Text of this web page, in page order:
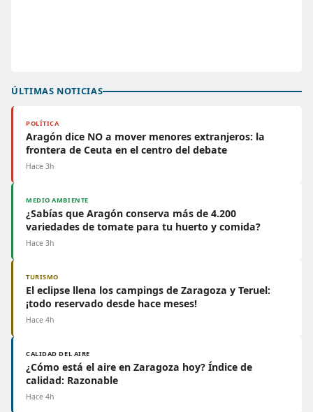
ÚLTIMAS NOTICIAS
POLÍTICA
Aragón dice NO a mover menores extranjeros: la
frontera de Ceuta en el centro del debate
Hace 3h
MEDIO AMBIENTE
¿Sabías que Aragón conserva más de 4.200
variedades de tomate para tu huerto y comida?
Hace 3h
TURISMO
El eclipse llena los campings de Zaragoza y Teruel:
¡todo reservado desde hace meses!
Hace 4h
CALIDAD DEL AIRE
¿Cómo está el aire en Zaragoza hoy? Índice de
calidad: Razonable
Hace 4h